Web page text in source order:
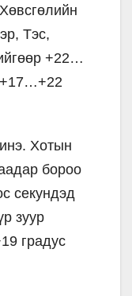
Тэс,
+22…
+17…+22
Хотын
бороо
секундэд
зуур
градус